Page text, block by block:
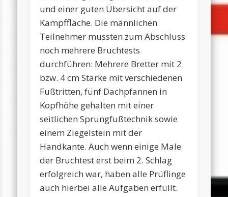
und einer guten Übersicht auf der
Kampffläche. Die männlichen
Teilnehmer mussten zum Abschluss
noch mehrere Bruchtests
durchführen: Mehrere Bretter mit 2
bzw. 4 cm Stärke mit verschiedenen
Fußtritten, fünf Dachpfannen in
Kopfhöhe gehalten mit einer
seitlichen Sprungfußtechnik sowie
einem Ziegelstein mit der
Handkante. Auch wenn einige Male
der Bruchtest erst beim 2. Schlag
erfolgreich war, haben alle Prüflinge
auch hierbei alle Aufgaben erfüllt.